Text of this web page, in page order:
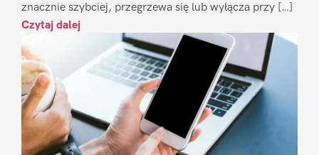
znacznie szybciej, przegrzewa się lub wyłącza przy […]
Czytaj dalej